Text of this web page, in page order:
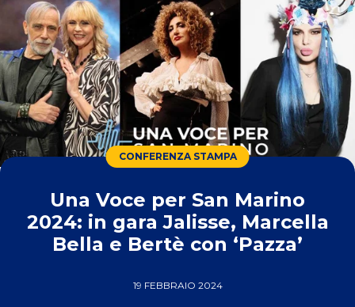
CONFERENZA STAMPA
Una Voce per San Marino
2024: in gara Jalisse, Marcella
Bella e Bertè con ‘Pazza’
19 FEBBRAIO 2024